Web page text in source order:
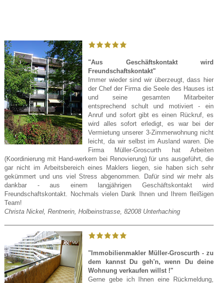
Müller-Groscurth . Wir
wieder beauftragen.
"Aus Geschäftskontakt wird
Freundschaftskontakt"
Immer wieder sind wir überzeugt, dass hier
der Chef der Firma die Seele des Hauses ist
und seine gesamten Mitarbeiter
entsprechend schult und motiviert - ein
Anruf und sofort gibt es einen Rückruf, es
wird alles sofort erledigt, es war bei der
Vermietung unserer 3-Zimmerwohnung nicht
leicht, da wir selbst im Ausland waren. Die
Firma Müller-Groscurth hat Arbeiten
(Koordinierung mit Hand-werkern bei Renovierung) für uns ausgeführt, die
gar nicht im Arbeitsbereich eines Maklers liegen, sie haben sich sehr
gekümmert und uns viel Stress abgenommen. Dafür sind wir mehr als
dankbar - aus einem langjährigen Geschäftskontakt wird
Freundschaftskontakt. Nochmals vielen Dank Ihnen und Ihrem fleißigen
Team!
Christa Nickel, Rentnerin, Holbeinstrasse, 82008 Unterhaching
"Immobilienmakler Müller-Groscurth - zu
dem kannst Du geh'n, wenn Du deine
Wohnung verkaufen willst !"
Gerne gebe ich Ihnen eine Rückmeldung,